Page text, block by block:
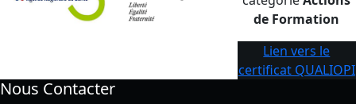
de Formation
Lien vers le
certificat QUALIOPI
Nous Contacter